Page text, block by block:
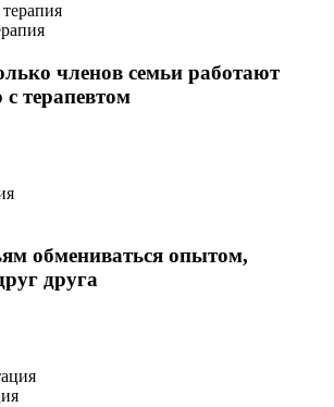
членов семьи работают
терапевтом
обмениваться опытом,
друга